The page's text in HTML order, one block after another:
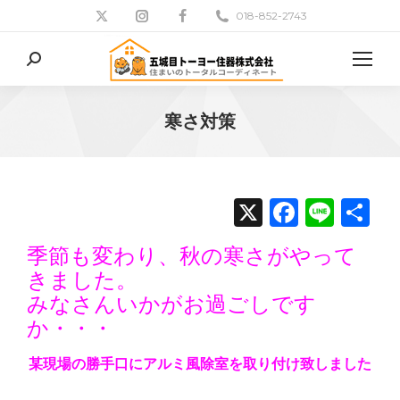
018-852-2743
検
索:
寒さ対策
X Line
季節も変わり、秋の寒さがやって
きました。
みなさんいかがお過ごしです
か
某現場の勝手口にアルミ風除室を取り付け致しました